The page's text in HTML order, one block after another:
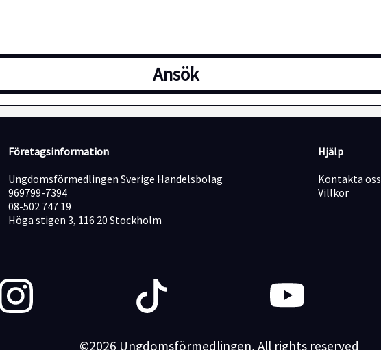
Ansök
Företagsinformation
Ungdomsförmedlingen Sverige Handelsbolag
969799-7394
08-502 747 19
Höga stigen 3, 116 20 Stockholm
Hjälp
Kontakta oss
Villkor
©2026 Ungdomsförmedlingen, All rights reserved